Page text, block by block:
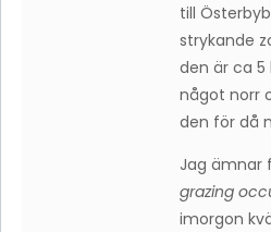
till
strykande
den är ca
något norr
den för då
Jag ämnar
grazing
imorgon